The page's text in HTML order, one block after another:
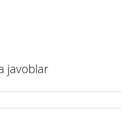
javoblar